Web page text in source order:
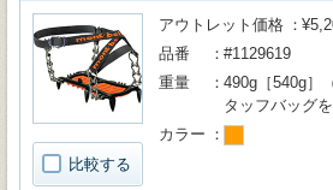
比較する
アウトレット価格
品番
#1129619
重量
490g［540g
タッフバッグ
カラー